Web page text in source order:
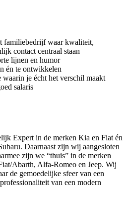
familiebedrijf waar kwaliteit,
contact centraal staan
lijnen en humor
én te ontwikkelen
je écht het verschil maakt
salaris
Expert in de merken Kia en Fiat én
Daarnaast zijn wij aangesloten
zijn we “thuis” in de merken
Abarth, Alfa-Romeo en Jeep. Wij
de gemoedelijke sfeer van een
van een modern